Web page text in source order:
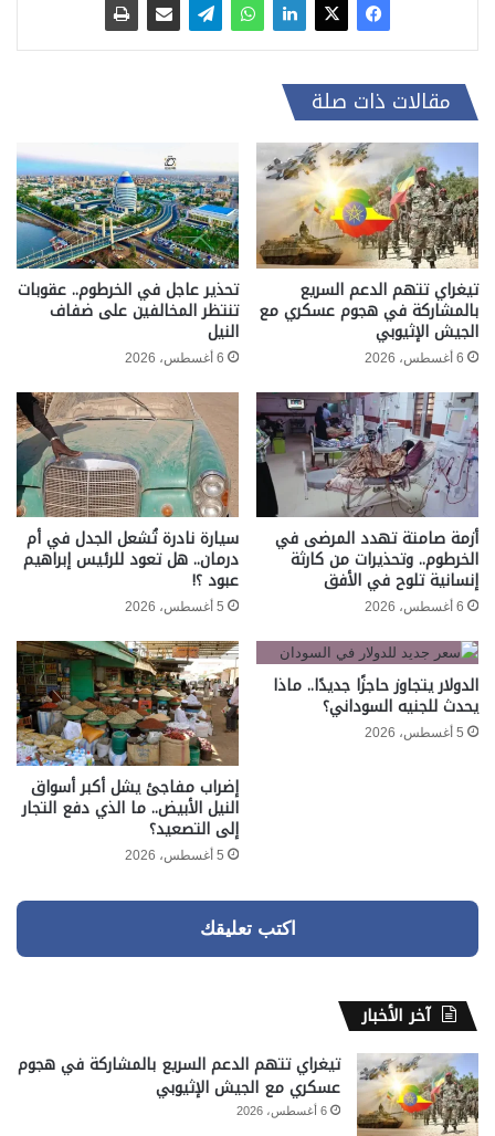
مقالات ذات صلة
تيغراي تتهم الدعم السريع
بالمشاركة في هجوم عسكري مع
الجيش الإثيوبي
6 أغسطس، 2026
تحذير عاجل في الخرطوم.. عقوبات
تنتظر المخالفين على ضفاف
النيل
6 أغسطس، 2026
أزمة صامتة تهدد المرضى في
الخرطوم.. وتحذيرات من كارثة
إنسانية تلوح في الأفق
6 أغسطس، 2026
سيارة نادرة تُشعل الجدل في أم
درمان.. هل تعود للرئيس إبراهيم
عبود ؟!
5 أغسطس، 2026
الدولار يتجاوز حاجزًا جديدًا.. ماذا
يحدث للجنيه السوداني؟
5 أغسطس، 2026
إضراب مفاجئ يشل أكبر أسواق
النيل الأبيض.. ما الذي دفع التجار
إلى التصعيد؟
5 أغسطس، 2026
اكتب تعليقك
آخر الأخبار
تيغراي تتهم الدعم السريع بالمشاركة في هجوم
عسكري مع الجيش الإثيوبي
6 أغسطس، 2026